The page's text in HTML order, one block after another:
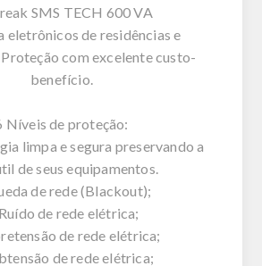
SMS TECH 600 VA
eletrônicos de residências e
com excelente custo-
benefício.
Níveis de proteção:
limpa e segura preservando a
de seus equipamentos.
de rede (Blackout);
de rede elétrica;
de rede elétrica;
de rede elétrica;